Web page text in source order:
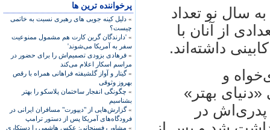
پرخواننده ترین ها
» دلیل کینه جویی های رهبری نسبت به خاتمی
چیست؟
» 'دارندگان گرین کارت هم مشمول ممنوعیت
سفر به آمریکا می‌شوند'
» فرهادی بزودی تصمیم‌اش را برای حضور در
مراسم اسکار اعلام می‌کند
»گیتار و آواز گلشیفته فراهانی همراه با رقص
بهروز وثوقی
» چگونگی انفجار ساختمان پلاسکو را بهتر
بشناسیم
»گزارش‌هایی از "دیپورت" مسافران ایرانی در
فرودگاه‌های آمریکا پس از دستور ترامپ
» مشاور رفسنجانی: عکس هاشمی را دستکاری
سال نو تعداد
از آنان با
داشته‌اند.
و
بهتر»
منزل پدری‌اش در